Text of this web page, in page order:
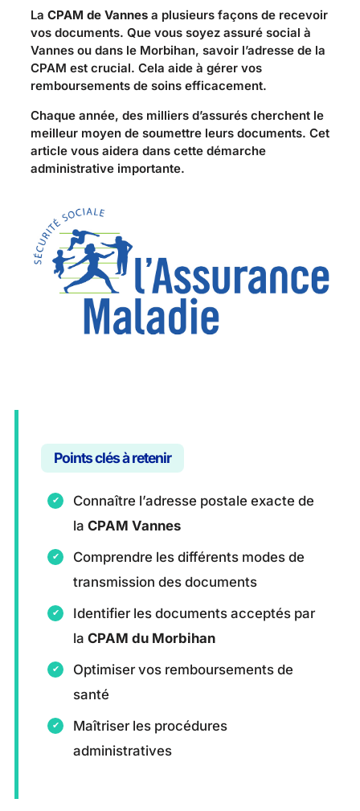
La CPAM de Vannes a plusieurs façons de recevoir
vos documents. Que vous soyez assuré social à
Vannes ou dans le Morbihan, savoir l’adresse de la
CPAM est crucial. Cela aide à gérer vos
remboursements de soins efficacement.
Chaque année, des milliers d’assurés cherchent le
meilleur moyen de soumettre leurs documents. Cet
article vous aidera dans cette démarche
administrative importante.
Points clés à retenir
Connaître l’adresse postale exacte de
la CPAM Vannes
Comprendre les différents modes de
transmission des documents
Identifier les documents acceptés par
la CPAM du Morbihan
Optimiser vos remboursements de
santé
Maîtriser les procédures
administratives